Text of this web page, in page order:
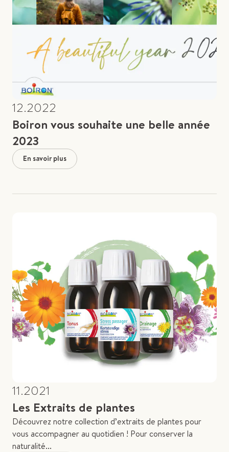
12.2022
Boiron vous souhaite une belle année
2023
En savoir plus
11.2021
Les Extraits de plantes
Découvrez notre collection d’extraits de plantes pour
vous accompagner au quotidien ! Pour conserver la
naturalité...